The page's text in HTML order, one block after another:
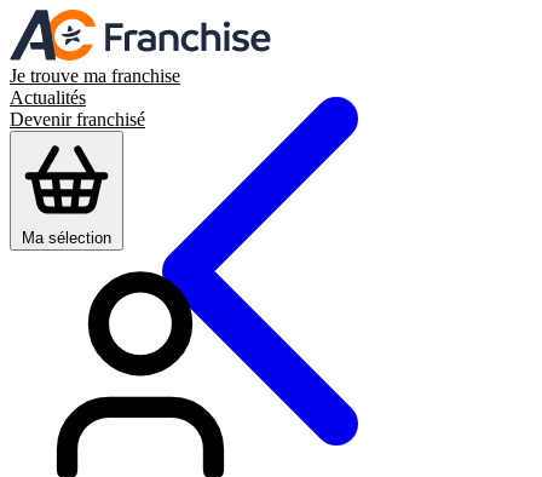
Je trouve ma franchise
Actualités
Devenir franchisé
Ma sélection